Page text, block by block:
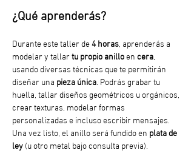
¿Qué aprenderás?
Durante este taller de 4 horas, aprenderás a
modelar y tallar tu propio anillo en cera,
usando diversas técnicas que te permitirán
diseñar una pieza única. Podrás grabar tu
huella, tallar diseños geométricos u orgánicos,
crear texturas, modelar formas
personalizadas e incluso escribir mensajes.
Una vez listo, el anillo será fundido en plata de
ley (u otro metal bajo consulta previa).